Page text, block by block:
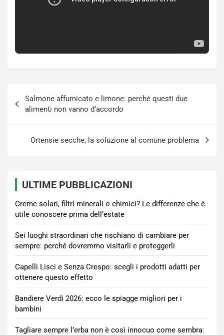
articoli
Salmone affumicato e limone: perché questi due
alimenti non vanno d’accordo
Ortensie secche, la soluzione al comune problema
ULTIME PUBBLICAZIONI
Creme solari, filtri minerali o chimici? Le differenze che è
utile conoscere prima dell’estate
Sei luoghi straordinari che rischiano di cambiare per
sempre: perché dovremmo visitarli e proteggerli
Capelli Lisci e Senza Crespo: scegli i prodotti adatti per
ottenere questo effetto
Bandiere Verdi 2026: ecco le spiagge migliori per i
bambini
Tagliare sempre l’erba non è così innocuo come sembra: